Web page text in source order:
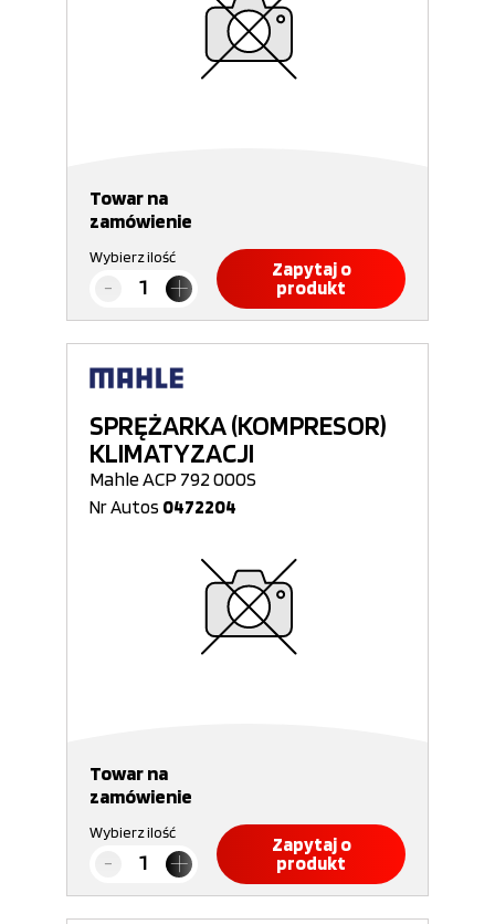
Towar na
zamówienie
Wybierz ilość
Zapytaj o
produkt
SPRĘŻARKA (KOMPRESOR)
KLIMATYZACJI
Mahle ACP 792 000S
Nr Autos 0472204
Towar na
zamówienie
Wybierz ilość
Zapytaj o
produkt